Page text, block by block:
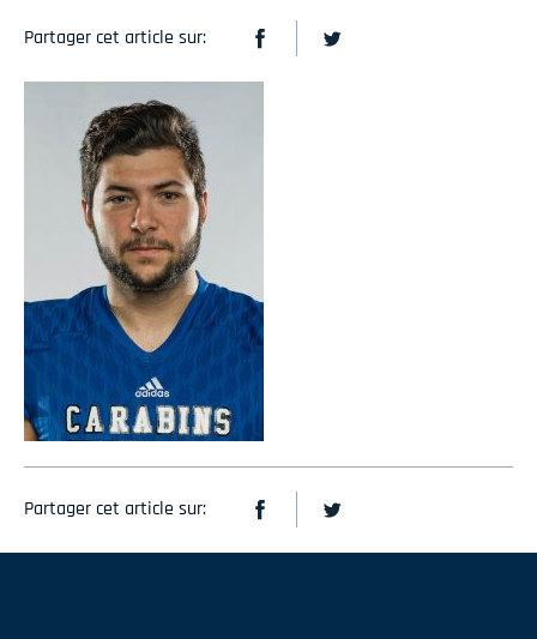
Partager cet article sur:
Partager cet article sur: